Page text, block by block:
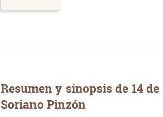
Resumen y sinopsis de 14
Soriano Pinzón